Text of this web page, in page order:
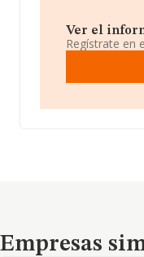
Ver el
Regístrate en
Empresas similares
Empresas